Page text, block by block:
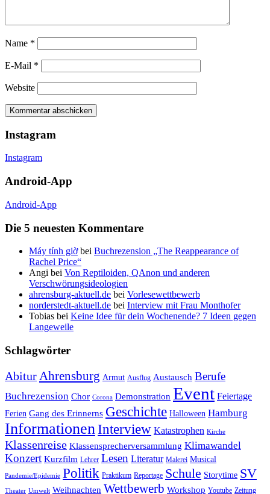
Name *
E-Mail *
Website
Instagram
Instagram
Android-App
Android-App
Die 5 neuesten Kommentare
Máy tính giờbei Buchrezension „The Reappearance of
Rachel Price“
Angi bei Von Reptiloiden, QAnon und anderen
Verschwörungsideologien
ahrensburg-aktuell.de bei Vorlesewettbewerb
norderstedt-aktuell.de bei Interview mit Frau Monthofer
Tobias bei Keine Idee für dein Wochenende? 7 Ideen gegen
Langeweile
Schlagwörter
Abitur Ahrensburg Armut Ausflug Austausch Berufe
Buchrezension Chor Corona Demonstration Event Feiertage
Ferien Gang des Erinnerns Geschichte Halloween Hamburg
Informationen Interview Katastrophen Kirche
Klassenreise Klassensprecherversammlung Klimawandel
Konzert Kurzfilm Lehrer Lesen Literatur Malerei Musical
Pandemie/Epidemie Politik Praktikum Reportage Schule Storytime SV
Theater Umwelt Weihnachten Wettbewerb Workshop Youtube Zeitung